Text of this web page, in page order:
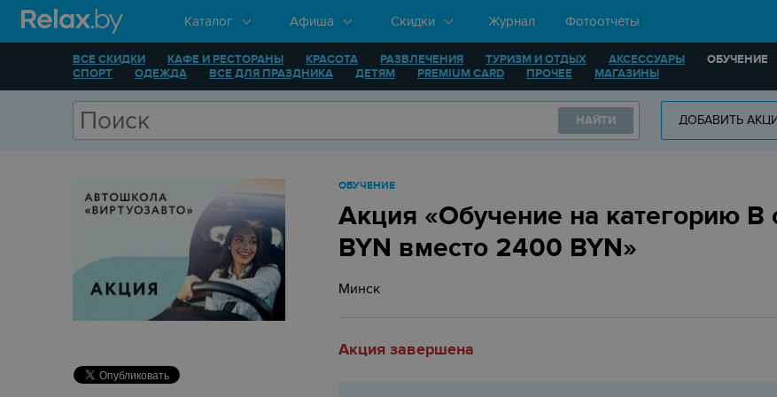
Каталог Афиша Скидки Журнал Фотоотчёты
ВСЕ СКИДКИ КАФЕ И РЕСТОРАНЫ КРАСОТА РАЗВЛЕЧЕНИЯ ТУРИЗМ И ОТДЫХ АКСЕССУАРЫ ОБУЧЕНИЕ
СПОРТ
ОДЕЖДА ВСЕ ДЛЯ ПРАЗДНИКА ДЕТЯМ PREMIUM CARD ПРОЧЕЕ МАГАЗИНЫ
НАЙТИ ДОБАВИТЬ
ОБУЧЕНИЕ
Акция «Обучение на категорию B
BYN вместо 2400 BYN»
Минск
Акция завершена